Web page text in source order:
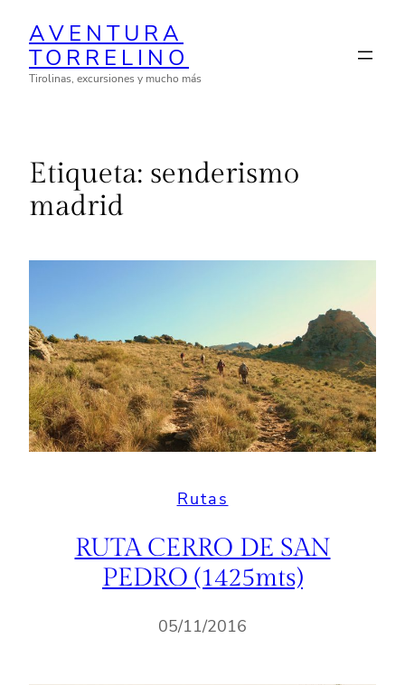
contenido
AVENTURA
TORRELINO
Tirolinas, excursiones y mucho más
Etiqueta: senderismo
madrid
Rutas
RUTA CERRO DE SAN
PEDRO (1425mts)
05/11/2016